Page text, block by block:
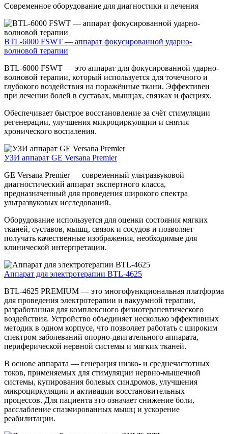
Современное оборудование для диагностики и лечения
BTL-6000 FSWT — аппарат фокусированной ударно-
волновой терапии
BTL-6000 FSWT — это аппарат для фокусированной ударно-
волновой терапии, который используется для точечного и
глубокого воздействия на поражённые ткани. Эффективен
при лечении болей в суставах, мышцах, связках и фасциях.
Обеспечивает быстрое восстановление за счёт стимуляции
регенерации, улучшения микроциркуляции и снятия
хронического воспаления.
УЗИ аппарат GE Versana Premier
GE Versana Premier — современный ультразвуковой
диагностический аппарат экспертного класса,
предназначенный для проведения широкого спектра
ультразвуковых исследований.
Оборудование используется для оценки состояния мягких
тканей, суставов, мышц, связок и сосудов и позволяет
получать качественные изображения, необходимые для
клинической интерпретации.
Аппарат для электротерапии BTL-4625
BTL-4625 PREMIUM — это многофункциональная платформа
для проведения электротерапии и вакуумной терапии,
разработанная для комплексного физиотерапевтического
воздействия. Устройство объединяет несколько эффективных
методик в одном корпусе, что позволяет работать с широким
спектром заболеваний опорно-двигательного аппарата,
периферической нервной системы и мягких тканей.
В основе аппарата — генерация низко- и среднечастотных
токов, применяемых для стимуляции нервно-мышечной
системы, купирования болевых синдромов, улучшения
микроциркуляции и активации восстановительных
процессов. Для пациента это означает снижение боли,
расслабление спазмированных мышц и ускорение
реабилитации.